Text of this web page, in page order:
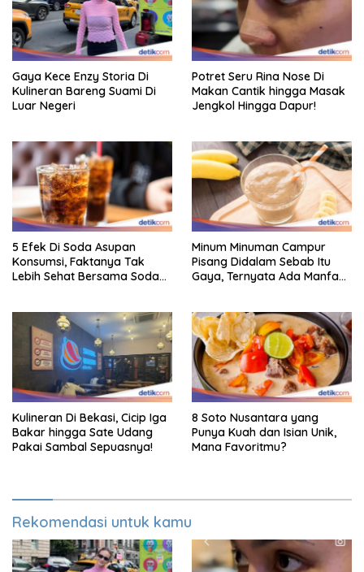
Gaya Kece Enzy Storia Di
Kulineran Bareng Suami Di
Luar Negeri
Potret Seru Rina Nose Di
Makan Cantik hingga Masak
Jengkol Hingga Dapur!
5 Efek Di Soda Asupan
Konsumsi, Faktanya Tak
Lebih Sehat Bersama Soda
Minum Minuman Campur
Pisang Didalam Sebab Itu
Gaya, Ternyata Ada Manfaat
Kulineran Di Bekasi, Cicip Iga
Bakar hingga Sate Udang
Pakai Sambal Sepuasnya!
8 Soto Nusantara yang
Punya Kuah dan Isian Unik,
Mana Favoritmu?
Rekomendasi untuk kamu